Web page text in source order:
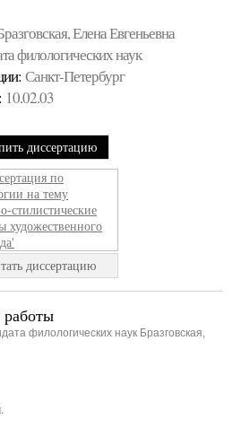
Елена Евгеньевна
филологических наук
Санкт-Петербург
10.02.03
диссертацию
диссертацию
работы
филологических наук Бразговская,